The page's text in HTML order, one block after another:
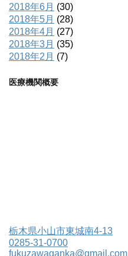
2018年6月 (30)
2018年5月 (28)
2018年4月 (27)
2018年3月 (35)
2018年2月 (7)
医療機関概要
栃木県小山市東城南4-13
0285-31-0700
fukuzawaganka@gmail.com